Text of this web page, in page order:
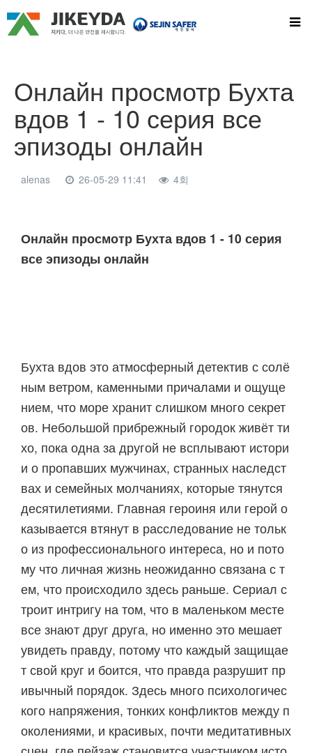
Онлайн просмотр Бухта
вдов 1 - 10 серия все
эпизоды онлайн
alenas 26-05-29 11:41 4회
본문
Онлайн просмотр Бухта вдов 1 - 10 серия
все эпизоды онлайн
Бухта вдов это атмосферный детектив с солё
ным ветром, каменными причалами и ощуще
нием, что море хранит слишком много секрет
ов. Небольшой прибрежный городок живёт ти
хо, пока одна за другой не всплывают истори
и о пропавших мужчинах, странных наследст
вах и семейных молчаниях, которые тянутся
десятилетиями. Главная героиня или герой о
казывается втянут в расследование не тольк
о из профессионального интереса, но и пото
му что личная жизнь неожиданно связана с т
ем, что происходило здесь раньше. Сериал с
троит интригу на том, что в маленьком месте
все знают друг друга, но именно это мешает
увидеть правду, потому что каждый защищае
т свой круг и боится, что правда разрушит пр
ивычный порядок. Здесь много психологичес
кого напряжения, тонких конфликтов между п
околениями, и красивых, почти медитативных